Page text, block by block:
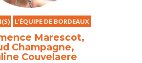
L’ÉQUIPE DE BORDEAUX
Marescot,
Champagne,
Couvelaere